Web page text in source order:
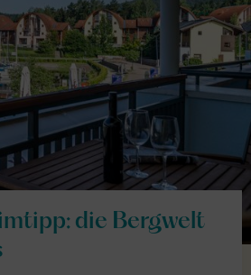
die Bergwelt